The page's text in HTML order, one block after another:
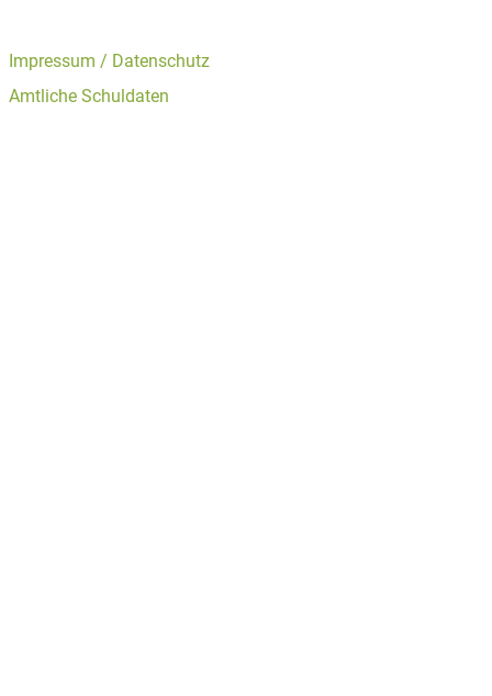
Impressum / Datenschutz
Amtliche Schuldaten